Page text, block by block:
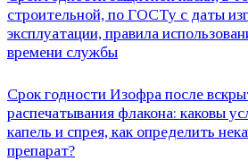
строительной, по ГОСТу с даты
эксплуатации, правила
времени службы
Срок годности Изофра после
распечатывания флакона: каковы
капель и спрея, как определить
препарат?